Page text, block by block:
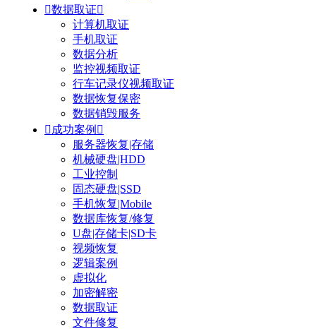
数据取证
计算机取证
手机取证
数据分析
监控视频取证
行车记录仪视频取证
数据恢复保密
数据销毁服务
 成功案例 
服务器恢复|存储
机械硬盘|HDD
工业控制
固态硬盘|SSD
手机恢复|Mobile
数据库恢复/修复
U盘|存储卡|SD卡
视频恢复
逻辑案例
虚拟化
加密解密
数据取证
文件修复